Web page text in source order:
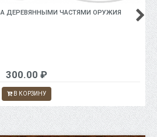
ДЕРЕВЯННЫМИ ЧАСТЯМИ ОРУЖИЯ
300.00 ₽
В КОРЗИНУ